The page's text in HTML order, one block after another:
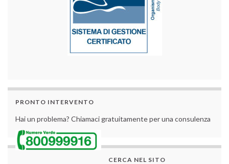
PRONTO INTERVENTO
Hai un problema? Chiamaci gratuitamente per una consulenza
CERCA NEL SITO